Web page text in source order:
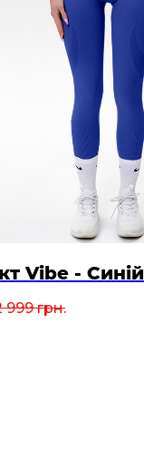
Vibe - Синій
999 грн.